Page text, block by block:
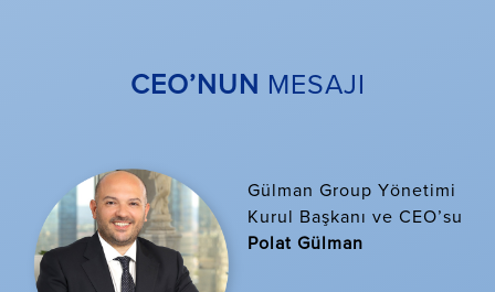
CEO’NUN MESAJI
Gülman Group Yönetimi
Kurul Başkanı ve CEO’su
Polat Gülman